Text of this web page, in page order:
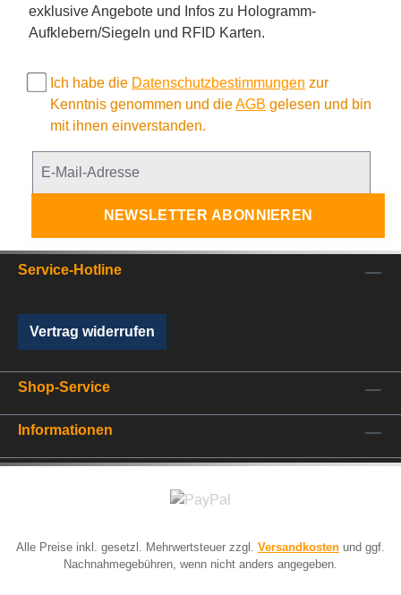
exklusive Angebote und Infos zu Hologramm-
Aufklebern/Siegeln und RFID Karten.
Ich habe die Datenschutzbestimmungen zur
Kenntnis genommen und dieAGB gelesen und bin
mit ihnen einverstanden.
NEWSLETTER ABONNIEREN
Service-Hotline
Vertrag widerrufen
Shop-Service
Informationen
Alle Preise inkl. gesetzl. Mehrwertsteuer zzgl. Versandkosten und ggf.
Nachnahmegebühren, wenn nicht anders angegeben.